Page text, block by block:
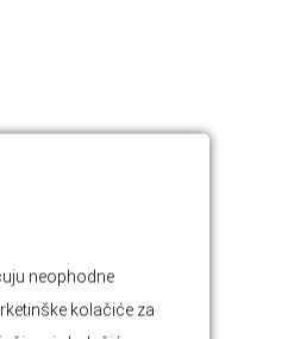
neophodne
kolačiće za